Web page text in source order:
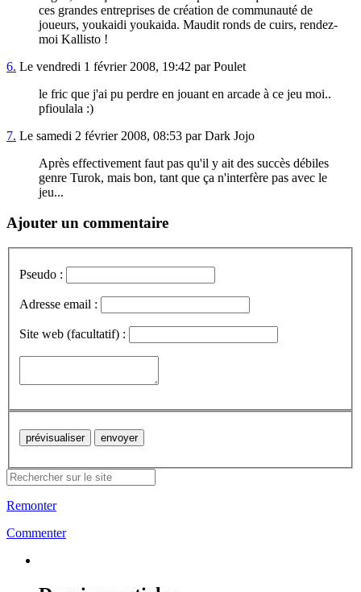
ces grandes entreprises de création de communauté de
joueurs, youkaidi youkaida. Maudit ronds de cuirs, rendez-
moi Kallisto !
6. Le vendredi 1 février 2008, 19:42 par Poulet
le fric que j'ai pu perdre en jouant en arcade à ce jeu moi..
pfioulala :)
7. Le samedi 2 février 2008, 08:53 par Dark Jojo
Après effectivement faut pas qu'il y ait des succès débiles
genre Turok, mais bon, tant que ça n'interfère pas avec le
jeu...
Ajouter un commentaire
Pseudo :
Adresse email :
Site web (facultatif) :
Remonter
Commenter